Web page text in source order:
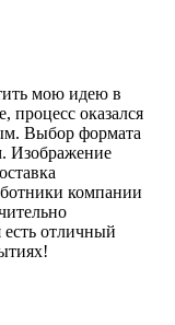
мою идею в
процесс оказался
Выбор формата
Изображение
компании
есть отличный